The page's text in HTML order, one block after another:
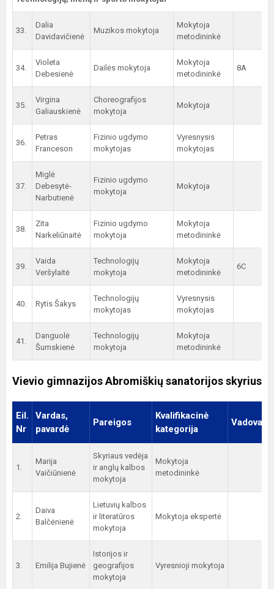
33.
Dalia
Davidavičienė
Muzikos mokytoja
Mokytoja
metodininkė
34.
Violeta
Debesienė
Dailės mokytoja
Mokytoja
metodininkė
8A
35.
Virgina
Galiauskienė
Choreografijos
mokytoja
Mokytoja
36.
Petras
Franceson
Fizinio ugdymo
mokytojas
Vyresnysis
mokytojas
37.
Miglė
Debesytė-
Narbutienė
Fizinio ugdymo
mokytoja
Mokytoja
38.
Zita
Narkeliūnaitė
Fizinio ugdymo
mokytoja
Mokytoja
metodininkė
39.
Vaida
Veršylaitė
Technologijų
mokytoja
Mokytoja
metodininkė
6C
40. Rytis Šakys
Technologijų
mokytojas
Vyresnysis
mokytojas
41.
Danguolė
Šumskienė
Technologijų
mokytoja
Mokytoja
metodininkė
Vievio gimnazijos Abromiškių sanatorijos skyrius
Eil.
Nr
Vardas,
pavardė
Pareigos
Kvalifikacinė
kategorija
1.
Marija
Vaičiūnienė
Skyriaus vedėja
ir anglų kalbos
mokytoja
Mokytoja
metodininkė
2.
Daiva
Balčėnienė
Lietuvių kalbos
ir literatūros
mokytoja
Mokytoja ekspertė
3. Emilija Bujienė
Istorijos ir
geografijos
mokytoja
Vyresnioji mokytoja